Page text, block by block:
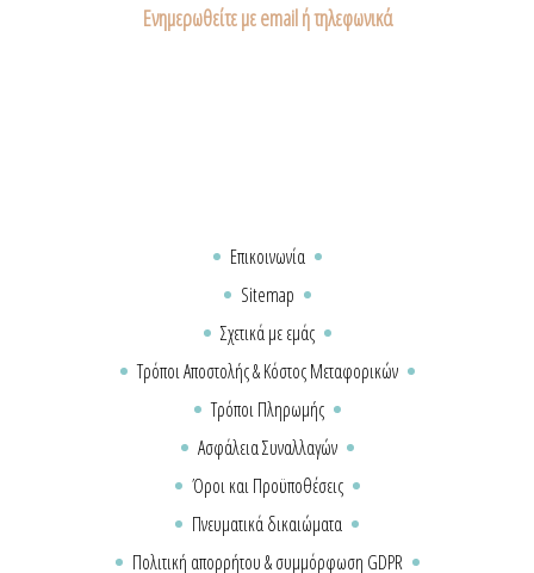
Ενημερωθείτε με email ή τηλεφωνικά
Επικοινωνία
Sitemap
Σχετικά με εμάς
Τρόποι Αποστολής & Κόστος Μεταφορικών
Τρόποι Πληρωμής
Ασφάλεια Συναλλαγών
Όροι και Προϋποθέσεις
Πνευματικά δικαιώματα
Πολιτική απορρήτου & συμμόρφωση GDPR